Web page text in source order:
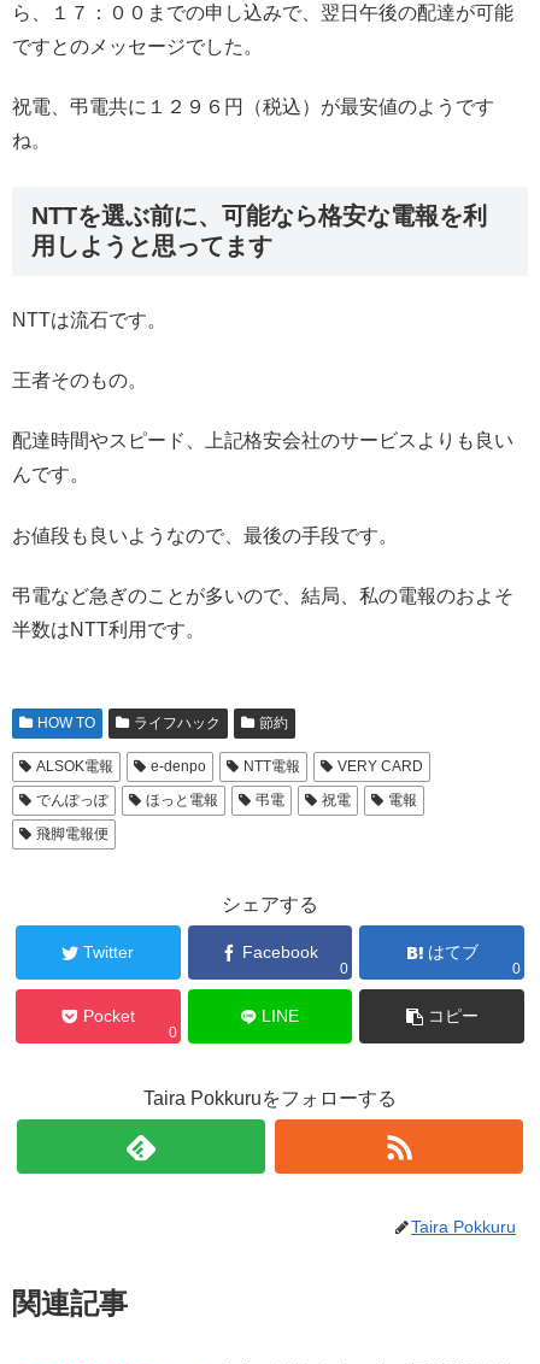
ら、１７：００までの申し込みで、翌日午後の配達が可能
ですとのメッセージでした。
祝電、弔電共に１２９６円（税込）が最安値のようです
ね。
NTTを選ぶ前に、可能なら格安な電報を利
用しようと思ってます
NTTは流石です。
王者そのもの。
配達時間やスピード、上記格安会社のサービスよりも良い
んです。
お値段も良いようなので、最後の手段です。
弔電など急ぎのことが多いので、結局、私の電報のおよそ
半数はNTT利用です。
HOW TO ライフハック 節約
ALSOK電報 e-denpo NTT電報
VERY CARD
でんぽっぽ
ほっと電報 弔電 祝電
電報
飛脚電報便
シェアする
Twitter Facebook
0
はてブ
0
Pocket
0
LINE コピー
Taira Pokkuruをフォローする
Taira Pokkuru
関連記事